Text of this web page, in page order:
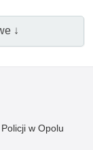
↓
w Opolu